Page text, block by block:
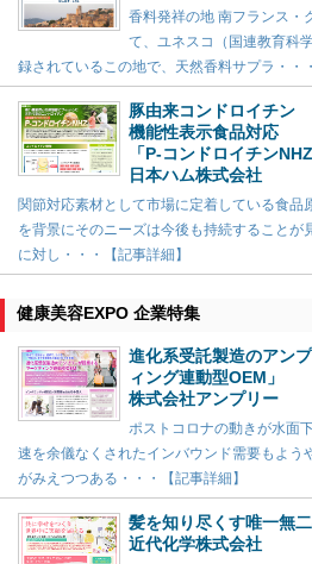
香料発祥の地 南フランス・
て、ユネスコ（国連教育科
録されているこの地で、天然香料サプラ・・
豚由来コンドロイチン
機能性表示食品対応
「P-コンドロイチンNHZ
日本ハム株式会社
関節対応素材として市場に定着している食品
を背景にそのニーズは今後も持続することが
に対し・・・【記事詳細】
健康美容EXPO 企業特集
進化系受託製造のアン
ィング連動型OEM」
株式会社アンプリー
ポストコロナの動きが水面
速を余儀なくされたインバウンド需要もよう
がみえつつある・・・【記事詳細】
髪を知り尽くす唯一無
近代化学株式会社